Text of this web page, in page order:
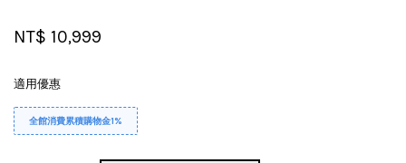
NT$ 10,999
適用優惠
全館消費累積購物金1%